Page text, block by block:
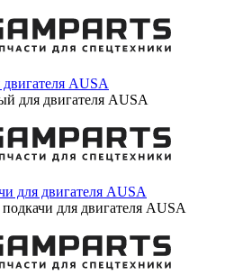
AUSA
для двигателя AUSA
для двигателя AUSA
для двигателя AUSA